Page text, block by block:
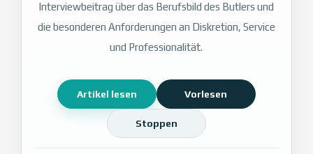
Interviewbeitrag über das Berufsbild des Butlers und
die besonderen Anforderungen an Diskretion, Service
und Professionalität.
Artikel lesen Vorlesen
Stoppen